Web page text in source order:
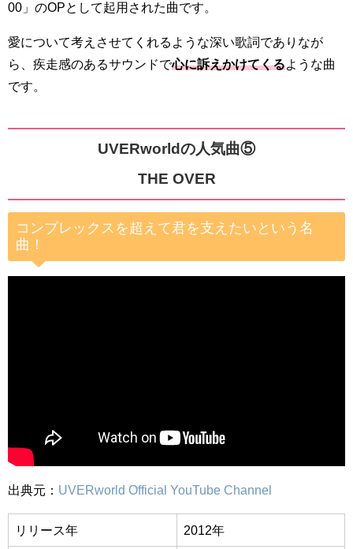
00」のOPとして起用された曲です。
愛について考えさせてくれるような深い歌詞でありなが
ら、疾走感のあるサウンドで心に訴えかけてくるような曲
です。
UVERworldの人気曲⑤
THE OVER
コンプレックスを超えて君を支えたいという名
曲！
出典元： UVERworld Official YouTube Channel
リリース年 2012年